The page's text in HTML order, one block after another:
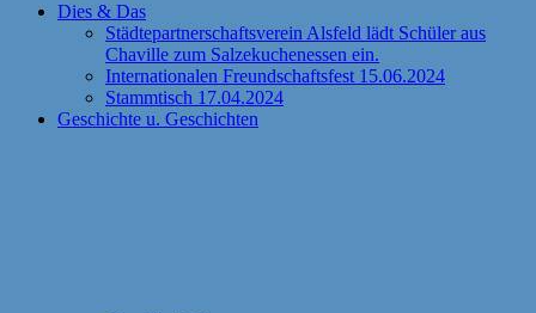
Dies & Das
Städtepartnerschaftsverein Alsfeld lädt Schüler aus
Chaville zum Salzekuchenessen ein.
Internationalen Freundschaftsfest 15.06.2024
Stammtisch 17.04.2024
Geschichte u. Geschichten